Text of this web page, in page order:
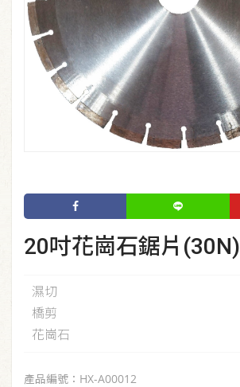
20吋花崗石鋸片(30N)
濕切
橋剪
花崗石
產品編號：HX-A00012